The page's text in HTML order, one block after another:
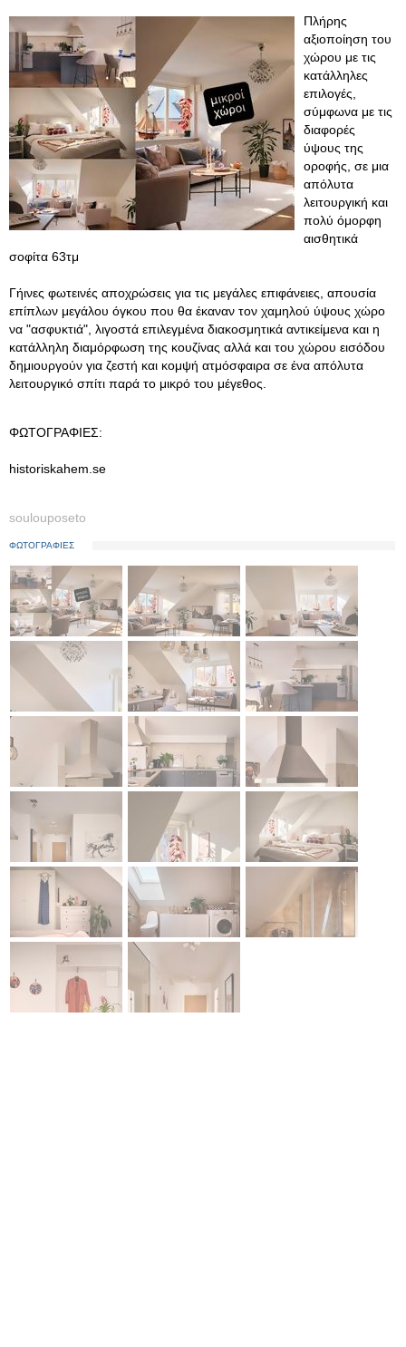
Πλήρης
αξιοποίηση του
χώρου με τις
κατάλληλες
επιλογές,
σύμφωνα με τις
διαφορές
ύψους της
οροφής, σε μια
απόλυτα
λειτουργική και
πολύ όμορφη
αισθητικά
σοφίτα 63τμ
Γήινες φωτεινές αποχρώσεις για τις μεγάλες επιφάνειες, απουσία
επίπλων μεγάλου όγκου που θα έκαναν τον χαμηλού ύψους χώρο
να "ασφυκτιά", λιγοστά επιλεγμένα διακοσμητικά αντικείμενα και η
κατάλληλη διαμόρφωση της κουζίνας αλλά και του χώρου εισόδου
δημιουργούν για ζεστή και κομψή ατμόσφαιρα σε ένα απόλυτα
λειτουργικό σπίτι παρά το μικρό του μέγεθος.
ΦΩΤΟΓΡΑΦΙΕΣ:
historiskahem.se
soulouposeto
ΦΩΤΟΓΡΑΦΙΕΣ